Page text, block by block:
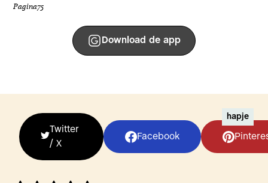
Pagina75
Download de app
Twitter
/ X
Facebook
hapje